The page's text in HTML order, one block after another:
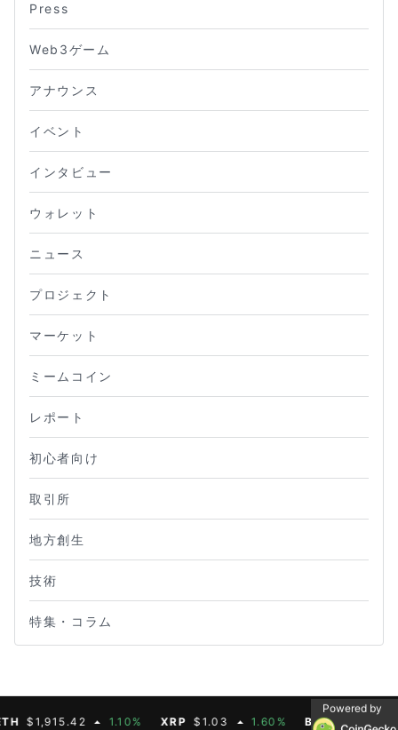
Press
Web3ゲーム
アナウンス
イベント
インタビュー
ウォレット
ニュース
プロジェクト
マーケット
ミームコイン
レポート
初心者向け
取引所
地方創生
技術
特集・コラム
$1,915.42 1.10% XRP $1.03 1.60% BNB $592.88
Powered by